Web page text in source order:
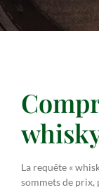
La requête «
sommets de